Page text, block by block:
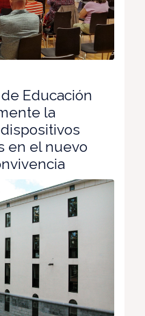
Educación
la
en el nuevo